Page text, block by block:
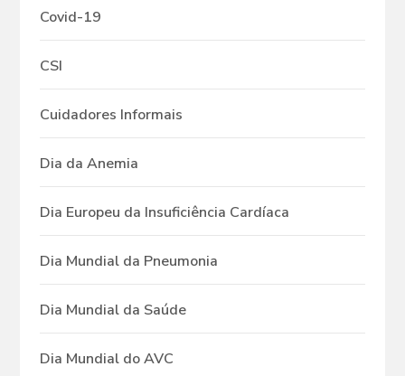
Covid-19
CSI
Cuidadores Informais
Dia da Anemia
Dia Europeu da Insuficiência Cardíaca
Dia Mundial da Pneumonia
Dia Mundial da Saúde
Dia Mundial do AVC